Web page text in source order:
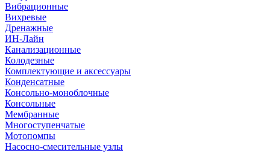
Вибрационные
Вихревые
Дренажные
ИН-Лайн
Канализационные
Колодезные
Комплектующие и аксессуары
Конденсатные
Консольно-моноблочные
Консольные
Мембранные
Многоступенчатые
Мотопомпы
Насосно-смесительные узлы